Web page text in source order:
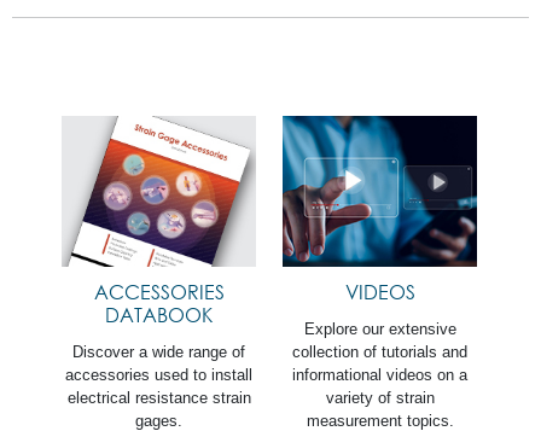
ACCESSORIES
DATABOOK
Discover a wide range of
accessories used to install
electrical resistance strain
gages.
VIDEOS
Explore our extensive
collection of tutorials and
informational videos on a
variety of strain
measurement topics.